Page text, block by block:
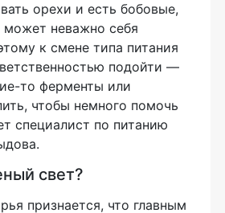
орехи и есть бобовые,
неважно себя
к смене типа питания
подойти —
то ферменты или
чтобы немного помочь
специалист по питанию
свет?
признается, что главным